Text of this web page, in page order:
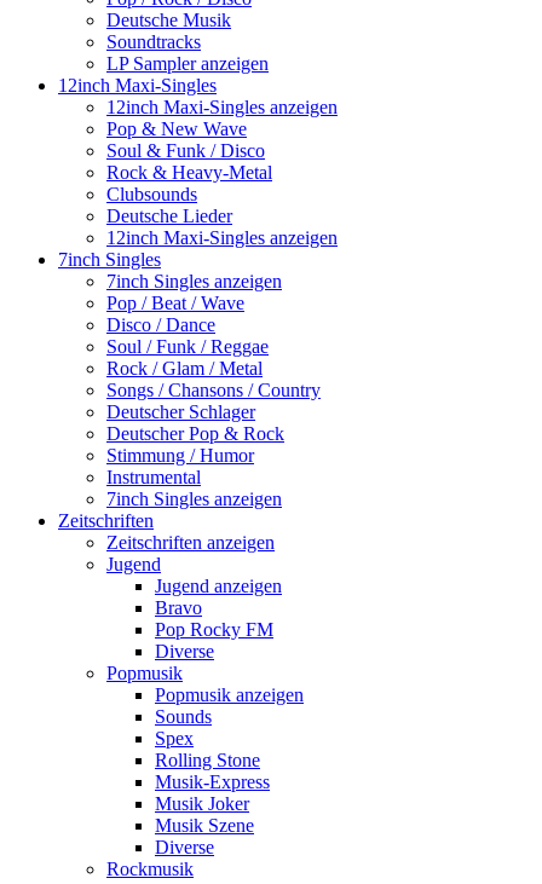
Deutsche Musik
Soundtracks
LP Sampler anzeigen
12inch Maxi-Singles
12inch Maxi-Singles anzeigen
Pop & New Wave
Soul & Funk / Disco
Rock & Heavy-Metal
Clubsounds
Deutsche Lieder
12inch Maxi-Singles anzeigen
7inch Singles
7inch Singles anzeigen
Pop / Beat / Wave
Disco / Dance
Soul / Funk / Reggae
Rock / Glam / Metal
Songs / Chansons / Country
Deutscher Schlager
Deutscher Pop & Rock
Stimmung / Humor
Instrumental
7inch Singles anzeigen
Zeitschriften
Zeitschriften anzeigen
Jugend
Jugend anzeigen
Bravo
Pop Rocky FM
Diverse
Popmusik
Popmusik anzeigen
Sounds
Spex
Rolling Stone
Musik-Express
Musik Joker
Musik Szene
Diverse
Rockmusik